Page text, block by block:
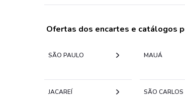
Ofertas dos encartes e catálogos
SÃO PAULO MAUÁ
JACAREÍ SÃO CARLOS